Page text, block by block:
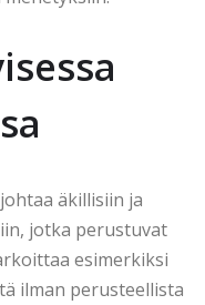
äkillisiin ja
jotka perustuvat
esimerkiksi
ilman perusteellista